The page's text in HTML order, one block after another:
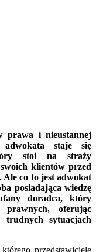
prawa i nieustannej
staje się
stoi na straży
klientów przed
co to jest adwokat
posiadająca wiedzę
doradca, który
prawnych, oferując
sytuacjach
przedstawiciele